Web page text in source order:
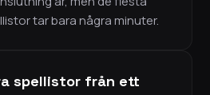
tar bara några minuter.
spellistor från ett